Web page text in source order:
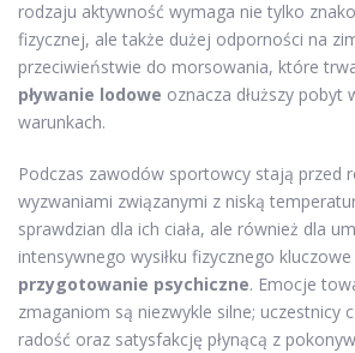
rodzaju aktywność wymaga nie tylko
fizycznej, ale także dużej odporności na
przeciwieństwie do morsowania, które
pływanie lodowe oznacza dłuższy pobyt
warunkach.
Podczas zawodów sportowcy stają przed
wyzwaniami związanymi z niską
sprawdzian dla ich ciała, ale również dla
intensywnego wysiłku fizycznego
przygotowanie psychiczne. Emocje
zmaganiom są niezwykle silne; uczestnicy
radość oraz satysfakcję płynącą z